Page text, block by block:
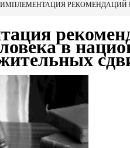
ИМПЛЕМЕНТАЦИЯ РЕКОМЕНДАЦИЙ
в